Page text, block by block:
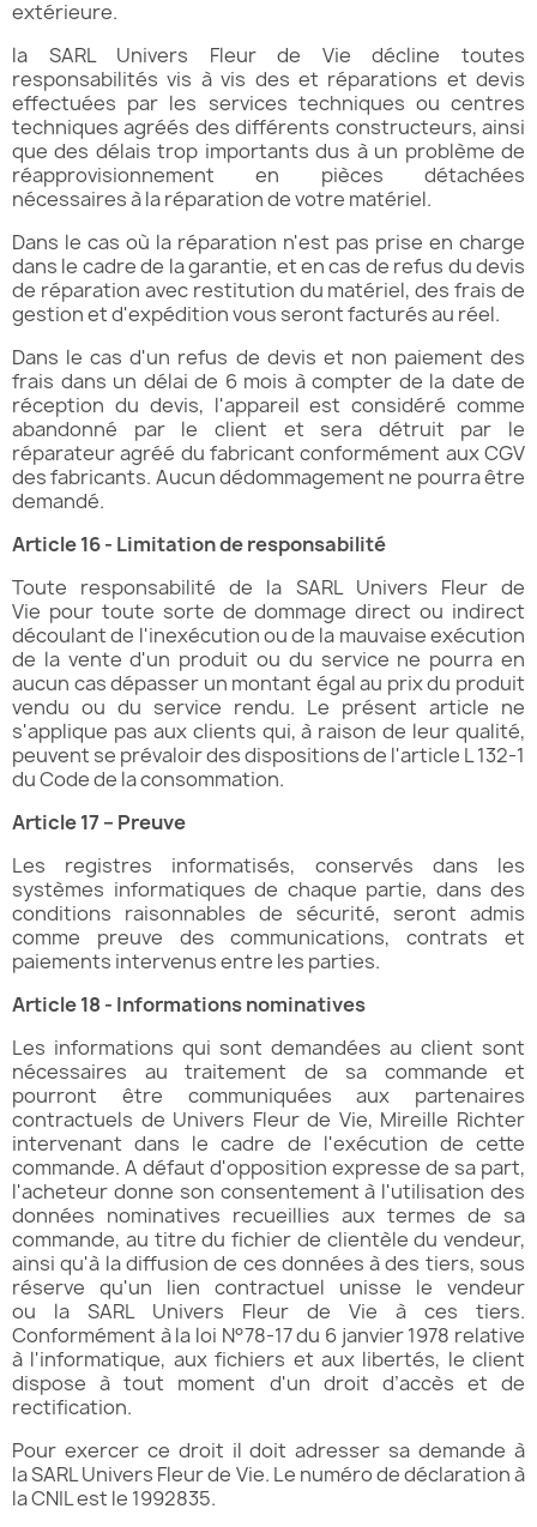
extérieure.
la SARL Univers Fleur de Vie décline toutes
responsabilités vis à vis des et réparations et devis
effectuées par les services techniques ou centres
techniques agréés des différents constructeurs, ainsi
que des délais trop importants dus à un problème de
réapprovisionnement en pièces détachées
nécessaires à la réparation de votre matériel.
Dans le cas où la réparation n'est pas prise en charge
dans le cadre de la garantie, et en cas de refus du devis
de réparation avec restitution du matériel, des frais de
gestion et d'expédition vous seront facturés au réel.
Dans le cas d'un refus de devis et non paiement des
frais dans un délai de 6 mois à compter de la date de
réception du devis, l'appareil est considéré comme
abandonné par le client et sera détruit par le
réparateur agréé du fabricant conformément aux CGV
des fabricants. Aucun dédommagement ne pourra être
demandé.
Article 16 - Limitation de responsabilité
Toute responsabilité de la SARL Univers Fleur de
Vie pour toute sorte de dommage direct ou indirect
découlant de l'inexécution ou de la mauvaise exécution
de la vente d'un produit ou du service ne pourra en
aucun cas dépasser un montant égal au prix du produit
vendu ou du service rendu. Le présent article ne
s'applique pas aux clients qui, à raison de leur qualité,
peuvent se prévaloir des dispositions de l'article L 132-1
du Code de la consommation.
Article 17 – Preuve
Les registres informatisés, conservés dans les
systèmes informatiques de chaque partie, dans des
conditions raisonnables de sécurité, seront admis
comme preuve des communications, contrats et
paiements intervenus entre les parties.
Article 18 - Informations nominatives
Les informations qui sont demandées au client sont
nécessaires au traitement de sa commande et
pourront être communiquées aux partenaires
contractuels de Univers Fleur de Vie, Mireille Richter
intervenant dans le cadre de l'exécution de cette
commande. A défaut d'opposition expresse de sa part,
l'acheteur donne son consentement à l'utilisation des
données nominatives recueillies aux termes de sa
commande, au titre du fichier de clientèle du vendeur,
ainsi qu'à la diffusion de ces données à des tiers, sous
réserve qu'un lien contractuel unisse le vendeur
ou la SARL Univers Fleur de Vie à ces tiers.
Conformément à la loi N°78-17 du 6 janvier 1978 relative
à l'informatique, aux fichiers et aux libertés, le client
dispose à tout moment d'un droit d’accès et de
rectification.
Pour exercer ce droit il doit adresser sa demande à
la SARL Univers Fleur de Vie. Le numéro de déclaration à
la CNIL est le 1992835.